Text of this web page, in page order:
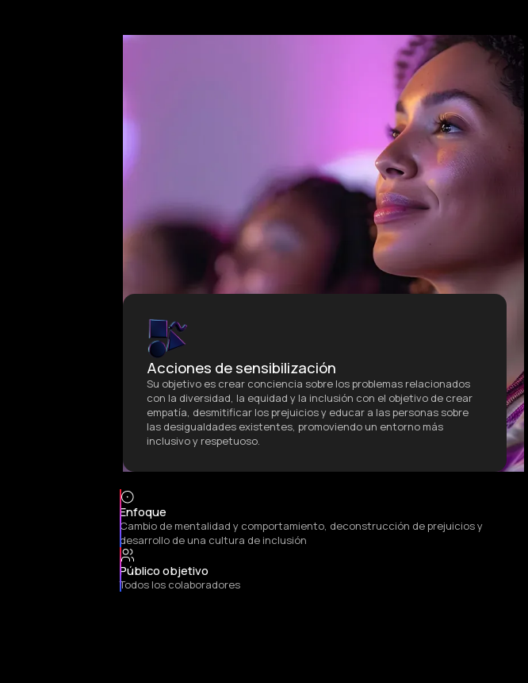
Acciones de sensibilización
Su objetivo es crear conciencia sobre los problemas relacionados
con la diversidad, la equidad y la inclusión con el objetivo de crear
empatía, desmitificar los prejuicios y educar a las personas sobre
las desigualdades existentes, promoviendo un entorno más
inclusivo y respetuoso.
Enfoque
Cambio de mentalidad y comportamiento, deconstrucción de prejuicios y
desarrollo de una cultura de inclusión
Público objetivo
Todos los colaboradores